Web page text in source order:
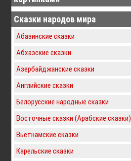
Сказки народов мира
Абазинские сказки
Абхазские сказки
Азербайджанские сказки
Английские сказки
Белорусские народные сказки
Восточные сказки (Арабские сказки)
Вьетнамские сказки
Карельские сказки